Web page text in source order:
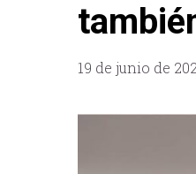
19 de junio de